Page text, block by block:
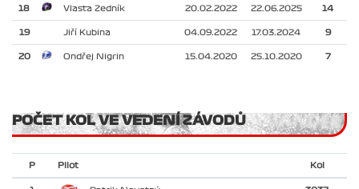
18 Vlasta Zedník 20.02.2022 22.06.2025 14
19 Jiří Kubina 04.09.2022 17.03.2024 9
20 Ondřej Nigrin 15.04.2020 25.10.2020 7
POČET KOL VE VEDENÍ ZÁVODŮ
P Pilot Kol